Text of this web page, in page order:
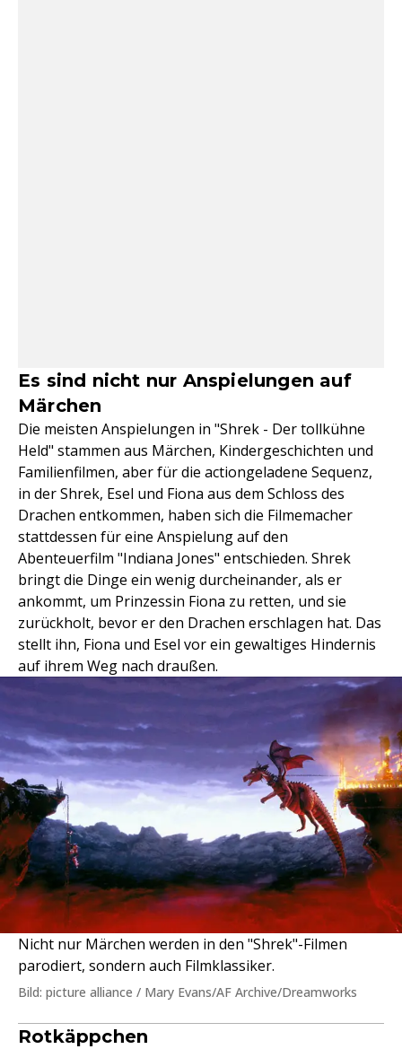
Es sind nicht nur Anspielungen auf
Märchen
Die meisten Anspielungen in "Shrek - Der tollkühne
Held" stammen aus Märchen, Kindergeschichten und
Familienfilmen, aber für die actiongeladene Sequenz,
in der Shrek, Esel und Fiona aus dem Schloss des
Drachen entkommen, haben sich die Filmemacher
stattdessen für eine Anspielung auf den
Abenteuerfilm "Indiana Jones" entschieden. Shrek
bringt die Dinge ein wenig durcheinander, als er
ankommt, um Prinzessin Fiona zu retten, und sie
zurückholt, bevor er den Drachen erschlagen hat. Das
stellt ihn, Fiona und Esel vor ein gewaltiges Hindernis
auf ihrem Weg nach draußen.
Nicht nur Märchen werden in den "Shrek"-Filmen
parodiert, sondern auch Filmklassiker.
Bild: picture alliance / Mary Evans/AF Archive/Dreamworks
Rotkäppchen